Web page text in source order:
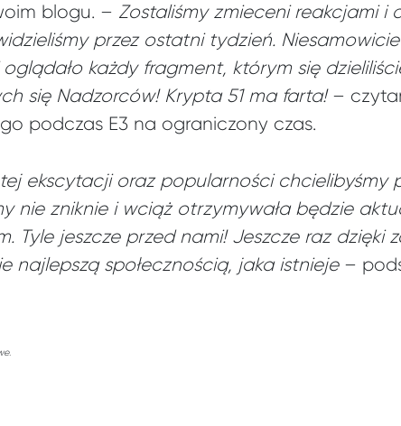
blogu. – Zostaliśmy zmieceni reakcjami i
przez ostatni tydzień.
każdy fragment, którym się
się Nadzorców! Krypta 51 ma farta!–
podczas E3 na ograniczony czas.
tej ekscytacji oraz popularności chcielibyśmy
nie zniknie i wciąż otrzymywała będzie
Tyle jeszcze przed nami! Jeszcze raz dzięki
najlepszą społecznością, jaka istnieje–